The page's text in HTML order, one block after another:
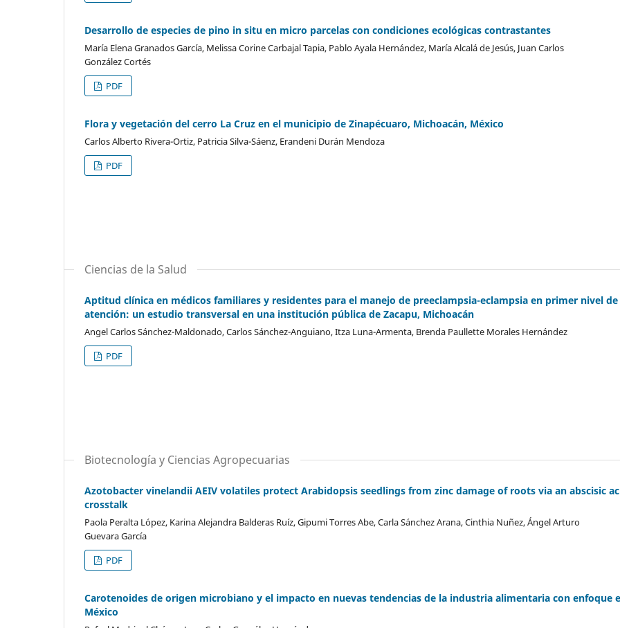
Desarrollo de especies de pino in situ en micro parcelas con condiciones ecológicas contrastantes
María Elena Granados García, Melissa Corine Carbajal Tapia, Pablo Ayala Hernández, María Alcalá de Jesús, Juan Carlos
González Cortés
PDF
Flora y vegetación del cerro La Cruz en el municipio de Zinapécuaro, Michoacán, México
Carlos Alberto Rivera-Ortiz, Patricia Silva-Sáenz, Erandeni Durán Mendoza
PDF
Ciencias de la Salud
Aptitud clínica en médicos familiares y residentes para el manejo de preeclampsia-eclampsia en primer nivel de
atención: un estudio transversal en una institución pública de Zacapu, Michoacán
Angel Carlos Sánchez-Maldonado, Carlos Sánchez-Anguiano, Itza Luna-Armenta, Brenda Paullette Morales Hernández
PDF
Biotecnología y Ciencias Agropecuarias
Azotobacter vinelandii AEIV volatiles protect Arabidopsis seedlings from zinc damage of roots via an abscisic
crosstalk
Paola Peralta López, Karina Alejandra Balderas Ruíz, Gipumi Torres Abe, Carla Sánchez Arana, Cinthia Nuñez, Ángel Arturo
Guevara García
PDF
Carotenoides de origen microbiano y el impacto en nuevas tendencias de la industria alimentaria con enfoque
México